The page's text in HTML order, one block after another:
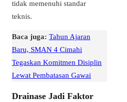
tidak memenuhi standar
teknis.
Baca juga: Tahun Ajaran
Baru, SMAN 4 Cimahi
Tegaskan Komitmen Disiplin
Lewat Pembatasan Gawai
Drainase Jadi Faktor